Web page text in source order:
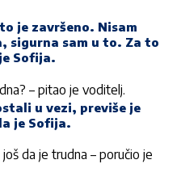
je završeno. Nisam
sigurna sam u to. Za to
Sofija.
– pitao je voditelj.
u vezi, previše je
je Sofija.
da je trudna – poručio je